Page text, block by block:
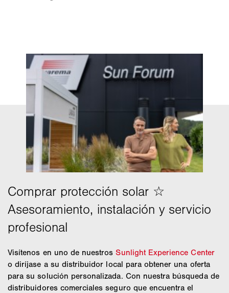
Visítenos en uno de nuestrosSunlight Experience Center
o diríjase a su distribuidor local para obtener una oferta
para su solución personalizada. Con nuestra búsqueda de
distribuidores comerciales seguro que encuentra el